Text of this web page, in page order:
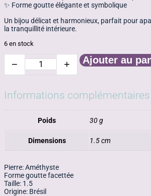
✨ Forme goutte élégante et symbolique
Un bijou délicat et harmonieux, parfait pour
la tranquillité intérieure.
6 en stock
−
quantité
de
améthyste
facettée
+ Ajouter au
Informations complémentaires
Poids 30 g
Dimensions 1.5 cm
Pierre: Améthyste
Forme goutte facettée
Taille: 1.5
Origine: Brésil